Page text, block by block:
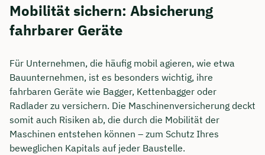
Mobilität sichern: Absicherung
fahrbarer Geräte
Für Unternehmen, die häufig mobil agieren, wie etwa
Bauunternehmen, ist es besonders wichtig, ihre
fahrbaren Geräte wie Bagger, Kettenbagger oder
Radlader zu versichern. Die Maschinenversicherung deckt
somit auch Risiken ab, die durch die Mobilität der
Maschinen entstehen können – zum Schutz Ihres
beweglichen Kapitals auf jeder Baustelle.